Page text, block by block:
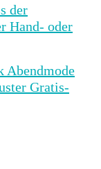
der
Hand- oder